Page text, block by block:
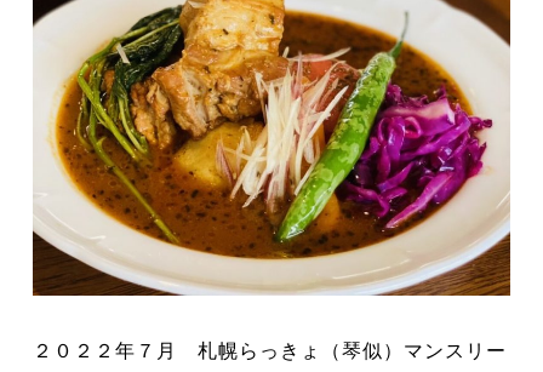
２０２２年７月 札幌らっきょ（琴似）マンスリー